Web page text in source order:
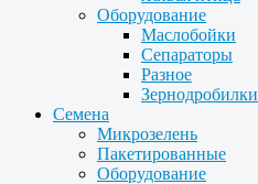
Оборудование
Маслобойки
Сепараторы
Разное
Зернодробилки
Семена
Микрозелень
Пакетированные
Оборудование